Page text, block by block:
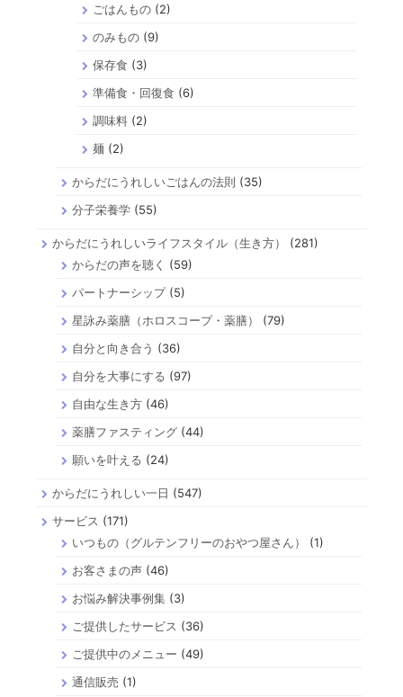
ごはんもの(2)
のみもの(9)
保存食 (3)
準備食・回復食 (6)
調味料(2)
麺 (2)
からだにうれしいごはんの法則 (35)
分子栄養学 (55)
からだにうれしいライフスタイル（生き方）
(281)
からだの声を聴く
(59)
パートナーシップ(5)
星詠み薬膳（ホロスコープ・薬膳）
(79)
自分と向き合う (36)
自分を大事にする (97)
自由な生き方 (46)
薬膳ファスティング (44)
願いを叶える (24)
からだにうれしい一日 (547)
サービス (171)
いつもの（グルテンフリーのおやつ屋さん）
(1)
お客さまの声 (46)
お悩み解決事例集 (3)
ご提供したサービス (36)
ご提供中のメニュー (49)
通信販売 (1)